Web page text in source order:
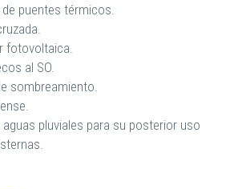
puentes térmicos.
fotovoltaica.
al SO.
sombreamiento.
aguas pluviales para su posterior uso